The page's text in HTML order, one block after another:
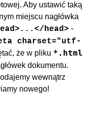
Aby ustawić taką
miejscu nagłówka
head> -
charset="utf-
że w pliku *.html
dokumentu.
wewnątrz
nowego!